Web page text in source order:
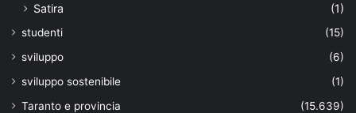
Satira (1)
studenti
(15)
sviluppo
(6)
sviluppo sostenibile
(1)
Taranto e provincia
(15.639)